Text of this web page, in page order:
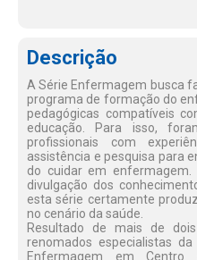
Descrição
A Série Enfermagem busca
programa de formação do
pedagógicas compatíveis
educação. Para isso,
profissionais com
assistência e pesquisa para
do cuidar em
divulgação dos
esta série certamente
no cenário da saúde.
Resultado de mais de
renomados especialistas
Enfermagem em Centro